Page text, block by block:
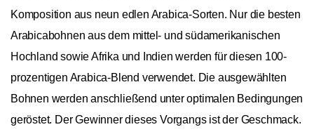
Komposition aus neun edlen Arabica-Sorten. Nur die besten
Arabicabohnen aus dem mittel- und südamerikanischen
Hochland sowie Afrika und Indien werden für diesen 100-
prozentigen Arabica-Blend verwendet. Die ausgewählten
Bohnen werden anschließend unter optimalen Bedingungen
geröstet. Der Gewinner dieses Vorgangs ist der Geschmack.